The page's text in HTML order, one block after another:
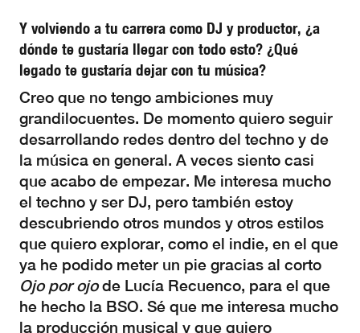
Y volviendo a tu carrera como DJ y productor, ¿a
dónde te gustaría llegar con todo esto? ¿Qué
legado te gustaría dejar con tu música?
Creo que no tengo ambiciones muy
grandilocuentes. De momento quiero seguir
desarrollando redes dentro del techno y de
la música en general. A veces siento casi
que acabo de empezar. Me interesa mucho
el techno y ser DJ, pero también estoy
descubriendo otros mundos y otros estilos
que quiero explorar, como el indie, en el que
ya he podido meter un pie gracias al corto
Ojo por ojode Lucía Recuenco, para el que
he hecho la BSO. Sé que me interesa mucho
la producción musical y que quiero